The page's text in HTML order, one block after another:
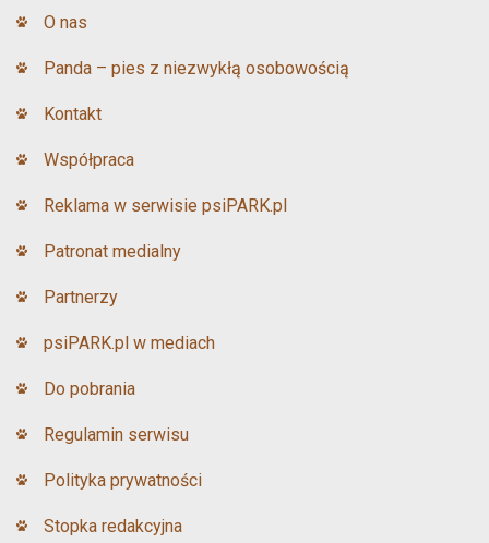
O nas
Panda – pies z niezwykłą osobowością
Kontakt
Współpraca
Reklama w serwisie psiPARK.pl
Patronat medialny
Partnerzy
psiPARK.pl w mediach
Do pobrania
Regulamin serwisu
Polityka prywatności
Stopka redakcyjna